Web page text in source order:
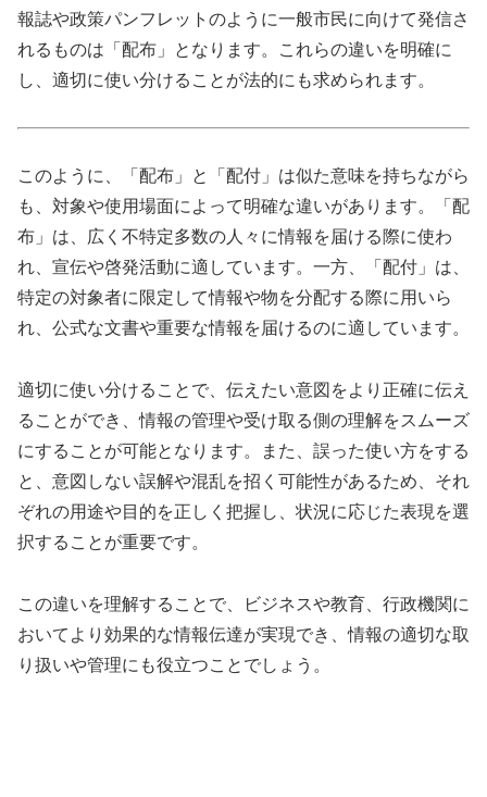
報誌や政策パンフレットのように一般市民に向けて発信さ
れるものは「配布」となります。これらの違いを明確に
し、適切に使い分けることが法的にも求められます。
このように、「配布」と「配付」は似た意味を持ちながら
も、対象や使用場面によって明確な違いがあります。「配
布」は、広く不特定多数の人々に情報を届ける際に使わ
れ、宣伝や啓発活動に適しています。一方、「配付」は、
特定の対象者に限定して情報や物を分配する際に用いら
れ、公式な文書や重要な情報を届けるのに適しています。
適切に使い分けることで、伝えたい意図をより正確に伝え
ることができ、情報の管理や受け取る側の理解をスムーズ
にすることが可能となります。また、誤った使い方をする
と、意図しない誤解や混乱を招く可能性があるため、それ
ぞれの用途や目的を正しく把握し、状況に応じた表現を選
択することが重要です。
この違いを理解することで、ビジネスや教育、行政機関に
おいてより効果的な情報伝達が実現でき、情報の適切な取
り扱いや管理にも役立つことでしょう。